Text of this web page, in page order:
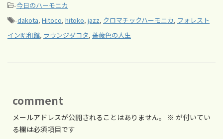
-今日のハーモニカ
-dakota, Hitoco, hitoko, jazz, クロマチックハーモニカ, フォレスト
イン昭和館, ラウンジダコタ, 薔薇色の人生
comment
メールアドレスが公開されることはありません。 ※ が付いてい
る欄は必須項目です